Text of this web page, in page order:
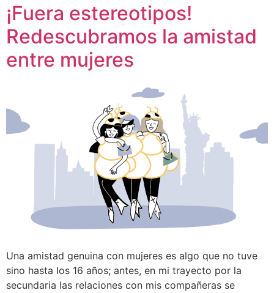
¡Fuera estereotipos!
Redescubramos la amistad
entre mujeres
Una amistad genuina con mujeres es algo que no tuve
sino hasta los 16 años; antes, en mi trayecto por la
secundaria las relaciones con mis compañeras se